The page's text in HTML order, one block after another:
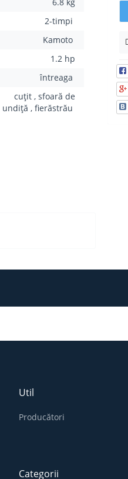
2-timpi
Kamoto
1.2 hp
întreaga
cuțit , sfoară de
undiță , fierăstrău
Util
Producători
Categorii